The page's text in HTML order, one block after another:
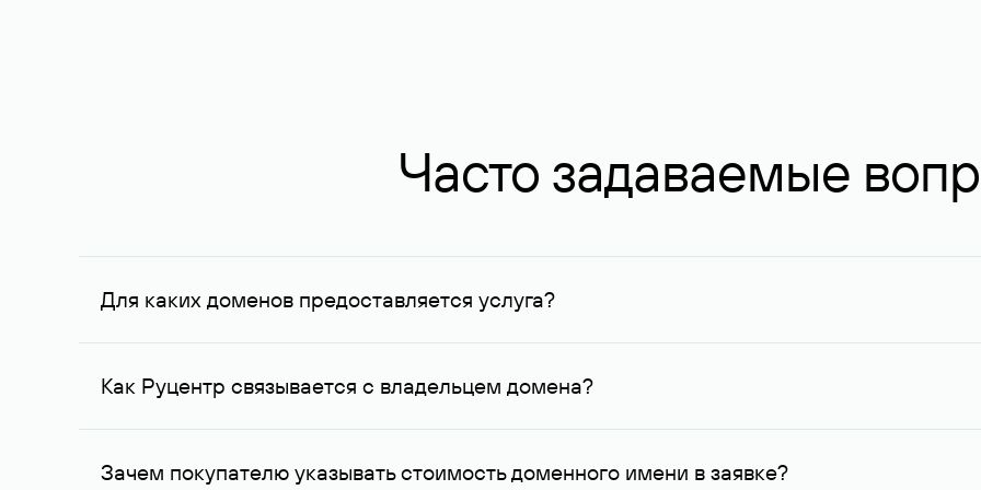
Часто задаваемые
Для каких доменов предоставляется услуга?
Услуга доступна для доменов, зарегистрированных в Руцентре и у других регистраторов. Для доменов,
Как Руцентр связывается с владельцем домена?
Для связи с владельцем домена используются его контактные данные, доступные Руцентру.
Зачем покупателю указывать стоимость доменного имени в заявке?